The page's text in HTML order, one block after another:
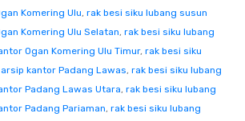
Komering Ulu, rak besi siku lubang susun
Komering Ulu Selatan, rak besi siku lubang
Ogan Komering Ulu Timur, rak besi siku
kantor Padang Lawas, rak besi siku lubang
Padang Lawas Utara, rak besi siku lubang
Padang Pariaman, rak besi siku lubang